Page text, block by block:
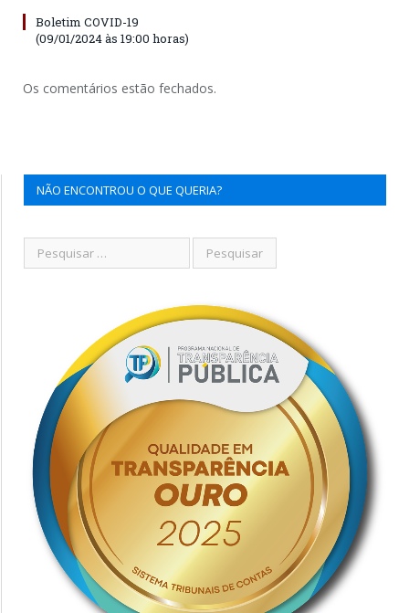
Boletim COVID-19
(09/01/2024 às 19:00 horas)
Os comentários estão fechados.
NÃO ENCONTROU O QUE QUERIA?